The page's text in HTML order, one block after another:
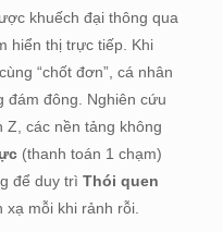
khuếch đại thông qua
hiển thị trực tiếp. Khi
“chốt đơn”, cá nhân
đám đông. Nghiên cứu
Z, các nền tảng không
(thanh toán 1 chạm)
để duy trì Thói quen
mỗi khi rảnh rỗi.